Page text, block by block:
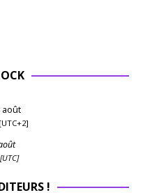
août
!